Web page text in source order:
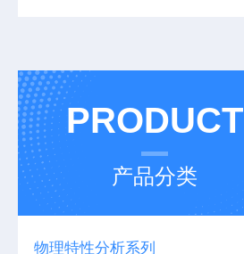
PRODUCT
产品分类
物理特性分析系列